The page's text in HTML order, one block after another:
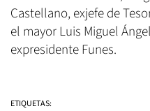
Castellano, exjefe de
el mayor Luis Miguel
expresidente Funes.
ETIQUETAS: